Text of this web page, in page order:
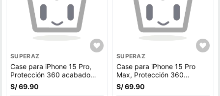
SUPERAZ
Case para iPhone 15 Pro,
Protección 360 acabado
puffer, degradado azul
S/ 69.90
SUPERAZ
Case para iPhone 15 Pro
Max, Protección 360
acabado puffer, degradado
marrón
S/ 69.90